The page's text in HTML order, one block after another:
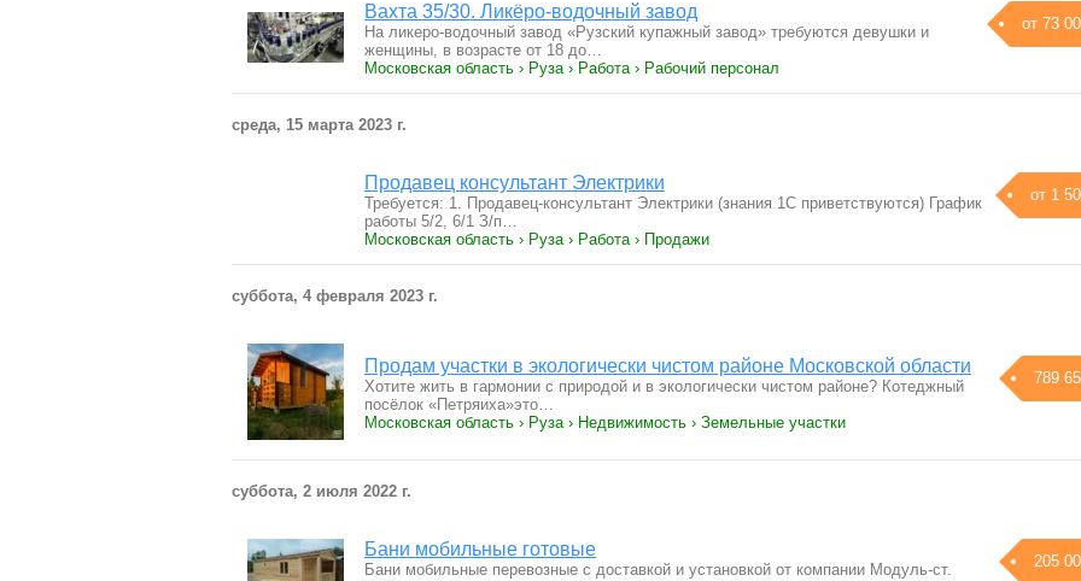
Вахта 35/30. Ликёро-водочный завод
от 73
На ликеро-водочный завод «Рузский купажный завод» требуются девушки и
женщины, в возрасте от 18 до…
Московская область › Руза › Работа › Рабочий персонал
среда, 15 марта 2023 г.
Продавец консультант Электрики
от 1
Требуется: 1. Продавец-консультант Электрики (знания 1С приветствуются) График
работы 5/2, 6/1 З/п…
Московская область › Руза › Работа › Продажи
суббота, 4 февраля 2023 г.
Продам участки в экологически чистом районе Московской области
789
Хотите жить в гармонии с природой и в экологически чистом районе? Котеджный
посёлок «Петряиха»это…
Московская область › Руза › Недвижимость › Земельные участки
суббота, 2 июля 2022 г.
Бани мобильные готовые
205
Бани мобильные перевозные с доставкой и установкой от компании Модуль-ст.